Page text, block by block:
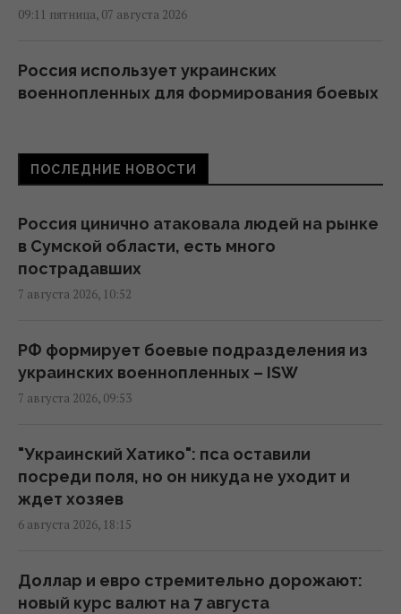
09:11 пятница, 07 августа 2026
Россия использует украинских
военнопленных для формирования боевых
можно ставить без согласия соседей, а
когда нельзя
07:50 пятница, 07 августа 2026
рассказали Reuters об охоте российских
дронов
07:46 пятница, 07 августа 2026
Июньский оптимизм украинцев улетучился,
перелома в войне нет, – немецкий эксперт
05:25 пятница, 07 августа 2026
страны НАТО выделят Украине военную
помощь
ПОСЛЕДНИЕ НОВОСТИ
Россия цинично атаковала людей на рынке
в Сумской области, есть много
пострадавших
7 августа 2026, 10:52
РФ формирует боевые подразделения из
украинских военнопленных – ISW
7 августа 2026, 09:53
"Украинский Хатико": пса оставили
посреди поля, но он никуда не уходит и
ждет хозяев
6 августа 2026, 18:15
Доллар и евро стремительно дорожают:
новый курс валют на 7 августа